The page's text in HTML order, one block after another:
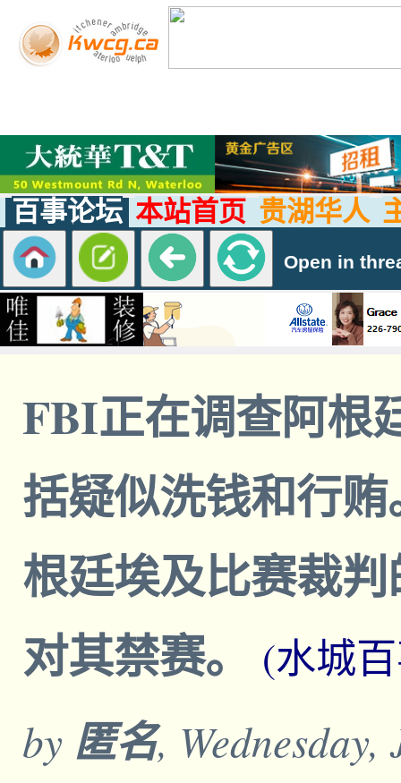
百事论坛 本站首页 贵湖华人
Open in
FBI正在调查阿根
括疑似洗钱和行
根廷埃及比赛裁
对其禁赛。
(水城
by 匿名,